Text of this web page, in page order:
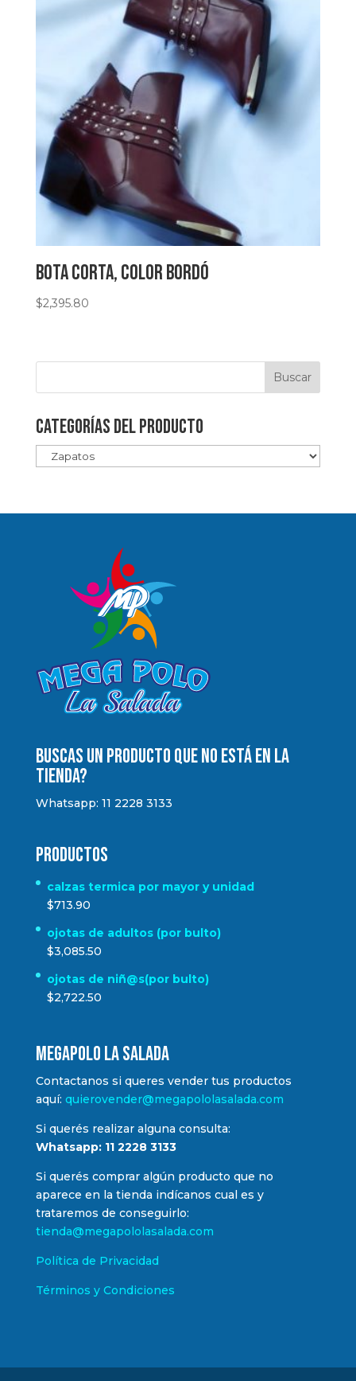
Bota corta, color bordó
$2,395.80
Categorías del producto
Buscas un producto que no está en la
tienda?
Whatsapp: 11 2228 3133
Productos
calzas termica por mayor y unidad
$713.90
ojotas de adultos (por bulto)
$3,085.50
ojotas de niñ@s(por bulto)
$2,722.50
MEGAPOLO LA SALADA
Contactanos si queres vender tus productos
aquí: quierovender@megapololasalada.com
Si querés realizar alguna consulta:
Whatsapp: 11 2228 3133
Si querés comprar algún producto que no
aparece en la tienda indícanos cual es y
trataremos de conseguirlo:
tienda@megapololasalada.com
Política de Privacidad
Términos y Condiciones